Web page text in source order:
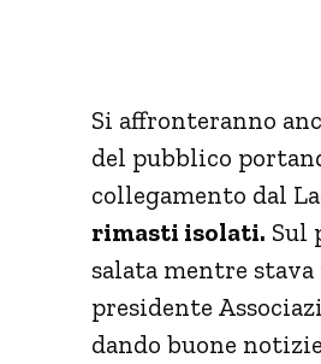
Si affronteranno
del pubblico
collegamento dal
rimasti isolati. Sul
salata mentre
presidente
dando buone